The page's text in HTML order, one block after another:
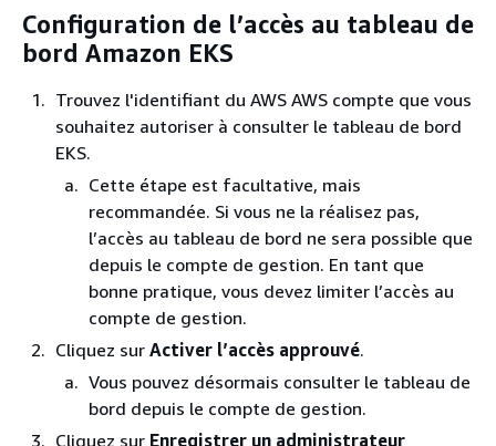
Configuration de l’accès au tableau de
bord Amazon EKS
Trouvez l'identifiant du AWS AWS compte que vous
souhaitez autoriser à consulter le tableau de bord
EKS.
Cette étape est facultative, mais
recommandée. Si vous ne la réalisez pas,
l’accès au tableau de bord ne sera possible que
depuis le compte de gestion. En tant que
bonne pratique, vous devez limiter l’accès au
compte de gestion.
Cliquez sur Activer l’accès approuvé.
Vous pouvez désormais consulter le tableau de
bord depuis le compte de gestion.
Cliquez sur Enregistrer un administrateur